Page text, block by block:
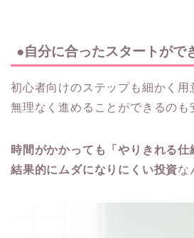
●自分に合ったスタートがで
初心者向けのステップも細かく用
無理なく進めることができるのも
時間がかかっても「やりきれる仕
結果的にムダになりにくい投資な